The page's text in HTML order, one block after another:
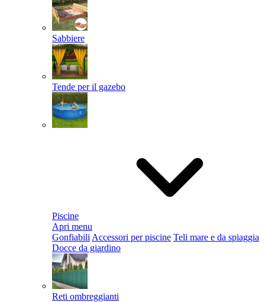
Sabbiere
Tende per il gazebo
Piscine
Apri menu
Gonfiabili Accessori per piscine Teli mare e da spiaggia
Docce da giardino
Reti ombreggianti